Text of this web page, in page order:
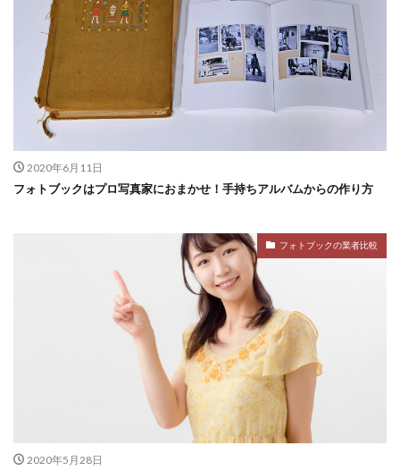
2020年6月11日
フォトブックはプロ写真家におまかせ！手持ちアルバムからの作り方
フォトブックの業者比較
2020年5月28日